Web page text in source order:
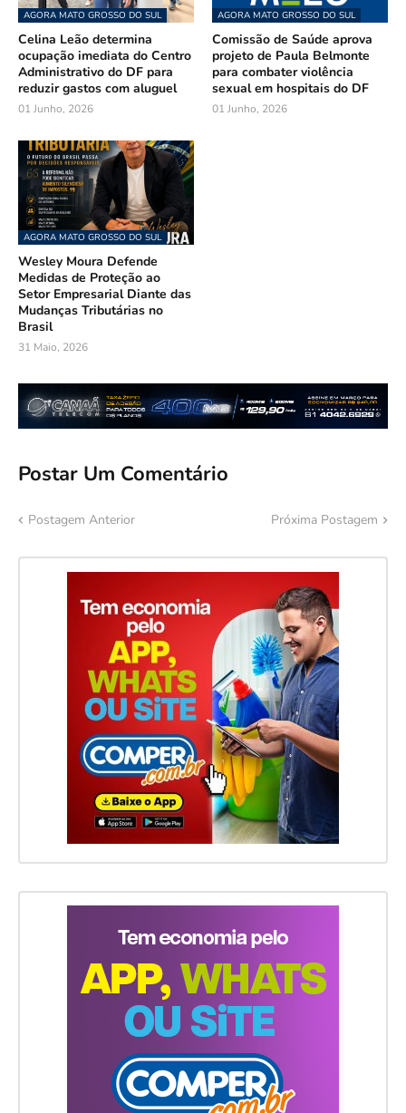
AGORA MATO GROSSO DO SUL
Celina Leão determina
ocupação imediata do Centro
Administrativo do DF para
reduzir gastos com aluguel
01 Junho, 2026
AGORA MATO GROSSO DO SUL
Comissão de Saúde aprova
projeto de Paula Belmonte
para combater violência
sexual em hospitais do DF
01 Junho, 2026
AGORA MATO GROSSO DO SUL
Wesley Moura Defende
Medidas de Proteção ao
Setor Empresarial Diante das
Mudanças Tributárias no
Brasil
31 Maio, 2026
Postar Um Comentário
Postagem Anterior Próxima Postagem